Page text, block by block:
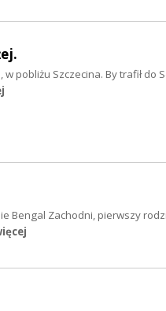
pobliżu Szczecina. By trafił do
Bengal Zachodni, pierwszy